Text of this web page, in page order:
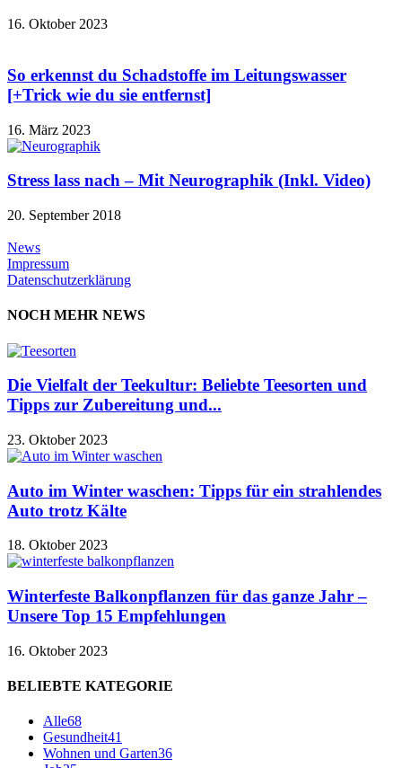
16. Oktober 2023
So erkennst du Schadstoffe im Leitungswasser
[+Trick wie du sie entfernst]
16. März 2023
Stress lass nach – Mit Neurographik (Inkl. Video)
20. September 2018
News
Impressum
Datenschutzerklärung
NOCH MEHR NEWS
Die Vielfalt der Teekultur: Beliebte Teesorten und
Tipps zur Zubereitung und...
23. Oktober 2023
Auto im Winter waschen: Tipps für ein strahlendes
Auto trotz Kälte
18. Oktober 2023
Winterfeste Balkonpflanzen für das ganze Jahr –
Unsere Top 15 Empfehlungen
16. Oktober 2023
BELIEBTE KATEGORIE
Alle68
Gesundheit41
Wohnen und Garten36